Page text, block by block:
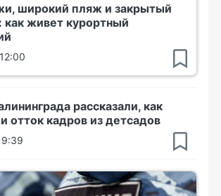
широкий пляж и закрытый
как живет курортный
рассказали, как
отток кадров из детсадов